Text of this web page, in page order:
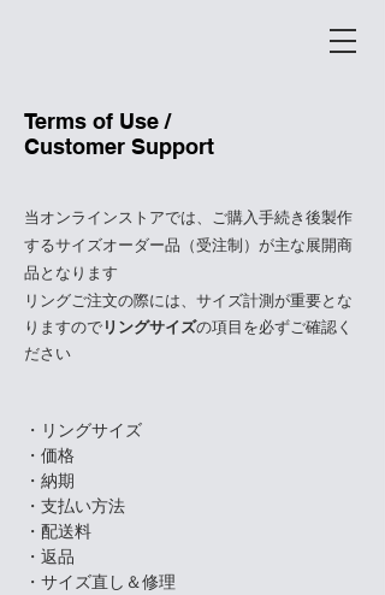
Terms of Use /
Customer Support
当オンラインストアでは、ご購入手続き後製作
するサイズオーダー品（受注制）が主な展開商
品となります
リングご注文の際には、サイズ計測が重要とな
りますのでリングサイズの項目を必ずご確認く
ださい
・リングサイズ
・価格
・納期
・支払い方法
・配送料
・返品
・サイズ直し＆修理